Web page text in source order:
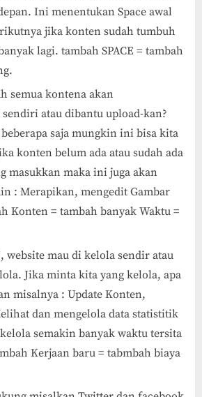
Ini menentukan Space awal
jika konten sudah tumbuh
lagi. tambah SPACE = tambah
semua kontena akan
atau dibantu upload-kan?
saja mungkin ini bisa kita
konten belum ada atau sudah ada
masukkan maka ini juga akan
: Merapikan, mengedit Gambar
Konten = tambah banyak Waktu =
website mau di kelola sendir atau
Jika minta kita yang kelola, apa
misalnya : Update Konten,
dan mengelola data statistitik
semakin banyak waktu tersita
Kerjaan baru = tabmbah biaya